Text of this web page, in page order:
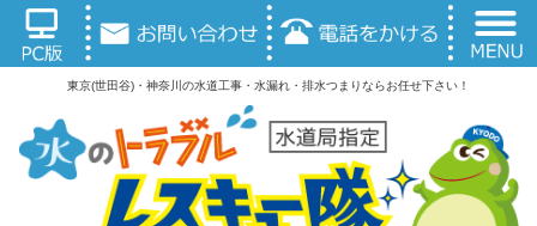
東京(世田谷)・神奈川の水道工事・水漏れ・排水つまりならお任せ下さい！